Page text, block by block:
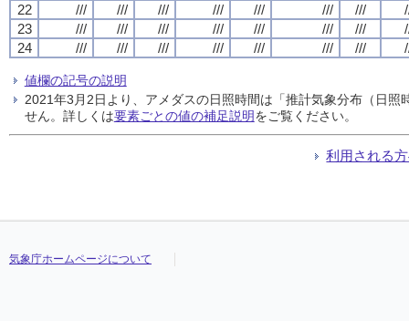
22
/// /// /// /// /// /// ///
23
/// /// /// /// /// /// ///
24
/// /// /// /// /// /// ///
値欄の記号の説明
2021年3月2日より、アメダスの日照時間は「推計気象分布（日
せん。詳しくは要素ごとの値の補足説明をご覧ください。
利用される
気象庁ホームページについて